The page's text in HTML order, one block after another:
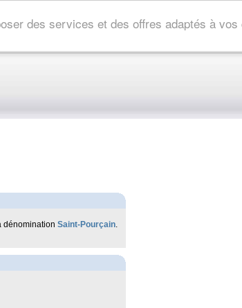
des services et des offres adaptés à vos
dénomination Saint-Pourçain.